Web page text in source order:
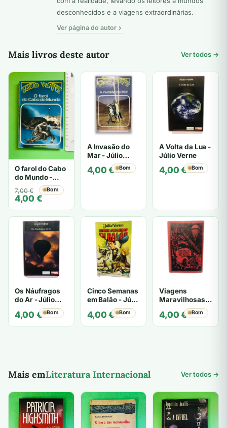
desconhecidos e a viagens extraordinárias.
Ver página do autor
Mais livros deste autor Ver todos →
O farol do Cabo
do Mundo -
Júlio Verne
7,00€
O
preço
original
era:
7,00 €.
4,00 €
O
preço
atual
é:
4,00 €.
Bom
A Invasão do
Mar - Júlio
4,00€ Bom
A Volta da Lua -
Júlio Verne
4,00€ Bom
Os Náufragos
do Ar - Júlio
4,00 € Bom
Cinco Semanas
em Balão - Júlio
4,00€ Bom
Viagens
Maravilhosas -
Júlio Verne
4,00€ Bom
Mais emLiteratura Internacional Ver todos →